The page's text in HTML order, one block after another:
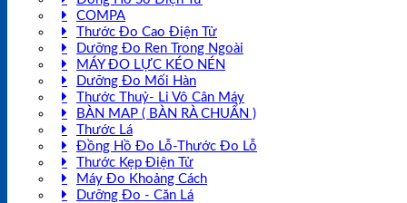
COMPA
Thước Đo Cao Điện Tử
Dưỡng Đo Ren Trong Ngoài
MÁY ĐO LỰC KÉO NÉN
Dưỡng Đo Mối Hàn
Thước Thuỷ- Li Vô Cân Máy
BÀN MAP ( BÀN RÀ CHUẨN )
Thước Lá
Đồng Hồ Đo Lỗ-Thước Đo Lỗ
Thước Kẹp Điện Tử
Máy Đo Khoảng Cách
Dưỡng Đo - Căn Lá